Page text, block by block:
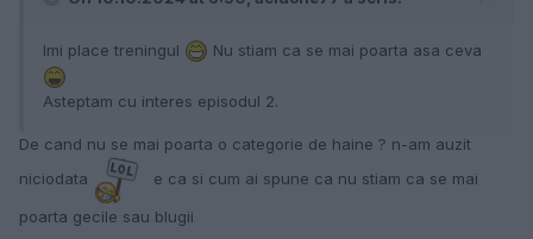
Imi place treningul Nu stiam ca se mai poarta asa ceva
Asteptam cu interes episodul 2.
De cand nu se mai poarta o categorie de haine ? n-am auzit
niciodata
e ca si cum ai spune ca nu stiam ca se mai
poarta gecile sau blugii